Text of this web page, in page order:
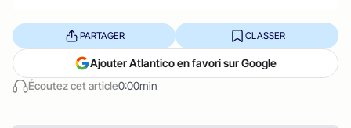
Écoutez cet article0:00min
PARTAGER CLASSER
Ajouter Atlantico en favori sur Google